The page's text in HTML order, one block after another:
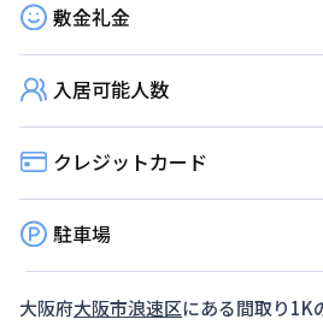
敷金礼金
入居可能人数
クレジットカード
駐車場
大阪府大阪市浪速区にある間取り1K